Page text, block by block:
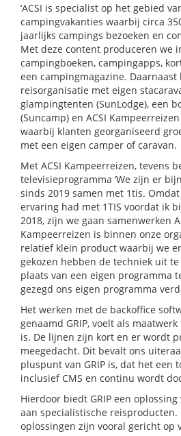
‘ACSI is specialist op het gebied
campingvakanties waarbij circa
jaarlijks campings bezoeken en
Met deze content produceren we
campingboeken, campingapps,
een campingmagazine. Daarnaast
reisorganisatie met eigen
glampingtenten (SunLodge), een
(Suncamp) en ACSI Kampeerreizen
waarbij klanten georganiseerd
met een eigen camper of caravan.
Met ACSI Kampeerreizen, tevens
televisieprogramma ‘We zijn er
sinds 2019 samen met 1tis.
ervaring had met 1TIS voordat ik
2018, zijn we gaan samenwerken
Kampeerreizen is binnen onze
relatief klein product waarbij we
gekozen hebben de techniek uit
plaats van een eigen programma
gezegd ons eigen programma
Het werken met de backoffice
genaamd GRIP, voelt als
is. De lijnen zijn kort en er wordt
meegedacht. Dit bevalt ons
pluspunt van GRIP is, dat het een
inclusief CMS en continu wordt
Hierdoor biedt GRIP een
aan specialistische reisproducten.
oplossingen zijn vooral gericht op